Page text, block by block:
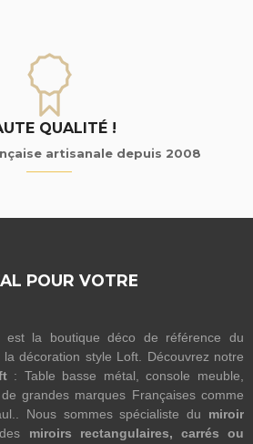
QUALITÉ !
artisanale depuis 2008
POUR VOTRE
est la boutique déco de référence du
décoration style Loft. Découvrez notre
: Table basse métal, console meuble,
grandes marques Françaises comme
Nous sommes spécialiste du miroir
miroirs rectangulaires, carrés ou